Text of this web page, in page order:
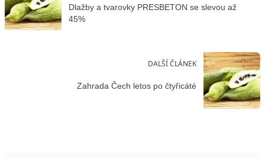
Dlažby a tvarovky PRESBETON se slevou až
45%
DALŠÍ ČLÁNEK
Zahrada Čech letos po čtyřicáté